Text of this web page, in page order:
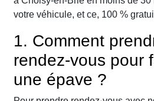
votre véhicule, et ce, 100 %
1. Comment
rendez-vous pour
une épave ?